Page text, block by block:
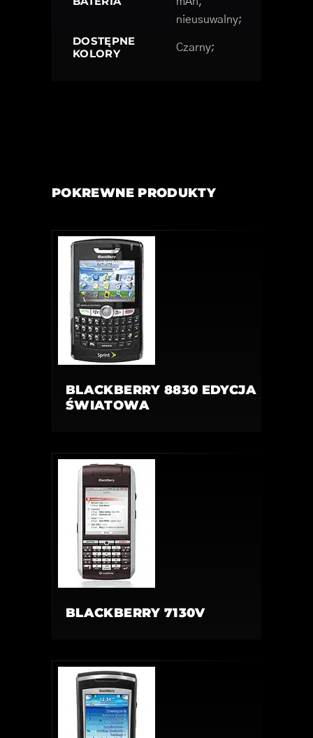
nieusuwalny;
DOSTĘPNE
KOLORY
Czarny;
POKREWNE PRODUKTY
BLACKBERRY 8830 EDYCJA
ŚWIATOWA
BLACKBERRY 7130V